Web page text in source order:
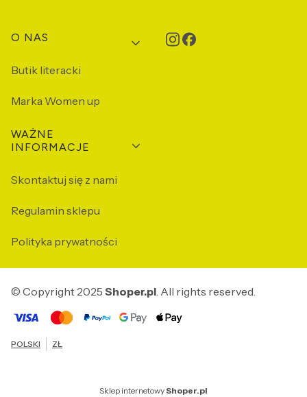
Linki w stopce
O NAS
Butik literacki
Marka Women up
WAŻNE
INFORMACJE
Skontaktuj się z nami
Regulamin sklepu
Polityka prywatności
© Copyright 2025 Shoper.pl. All rights reserved.
POLSKI ZŁ
Sklep internetowyShoper.pl